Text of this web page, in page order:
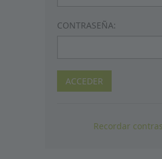
CONTRASEÑA:
Recordar